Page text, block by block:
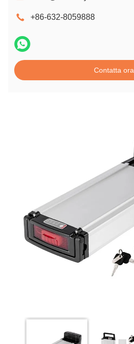
+86-632-8059888
Contatta ora